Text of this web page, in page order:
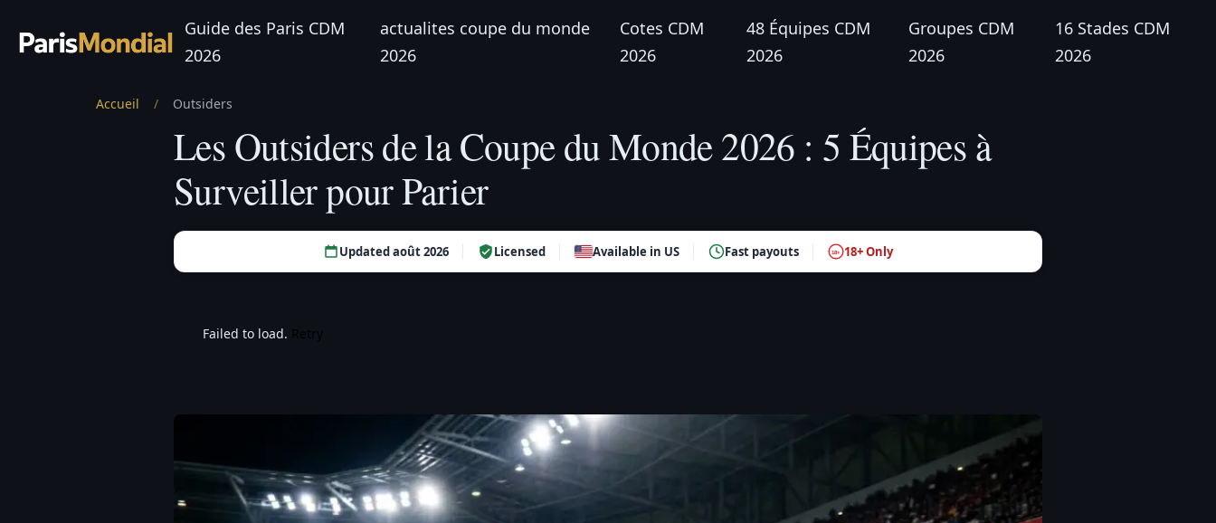
Guide des Paris CDM
2026
actualites coupe du monde
2026
Cotes CDM
2026
48 Équipes CDM
2026
Groupes CDM
2026
16 Stades CDM
2026
Accueil / Outsiders
Les Outsiders de la Coupe du Monde 2026 : 5 Équipes à
Surveiller pour Parier
Updated août 2026 Licensed Available in US Fast payouts 18+ 18+ Only
Failed to load.